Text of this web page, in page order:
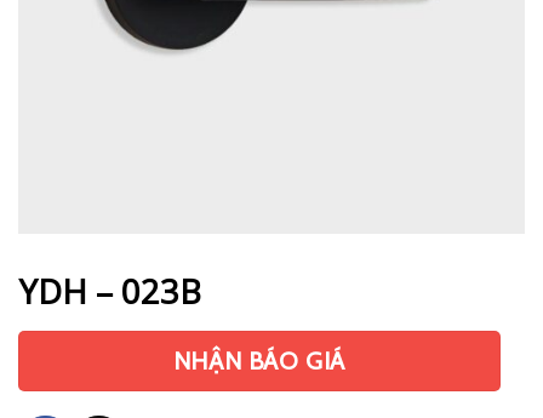
YDH – 023B
NHẬN BÁO GIÁ